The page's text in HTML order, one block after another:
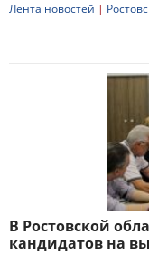
Лента новостей |
В Ростовской
кандидатов на